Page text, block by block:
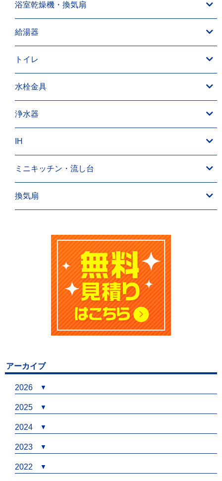
浴室乾燥機・換気扇
給湯器
トイレ
水栓金具
浄水器
IH
ミニキッチン・流し台
換気扇
アーカイブ
2026
2025
2024
2023
2022